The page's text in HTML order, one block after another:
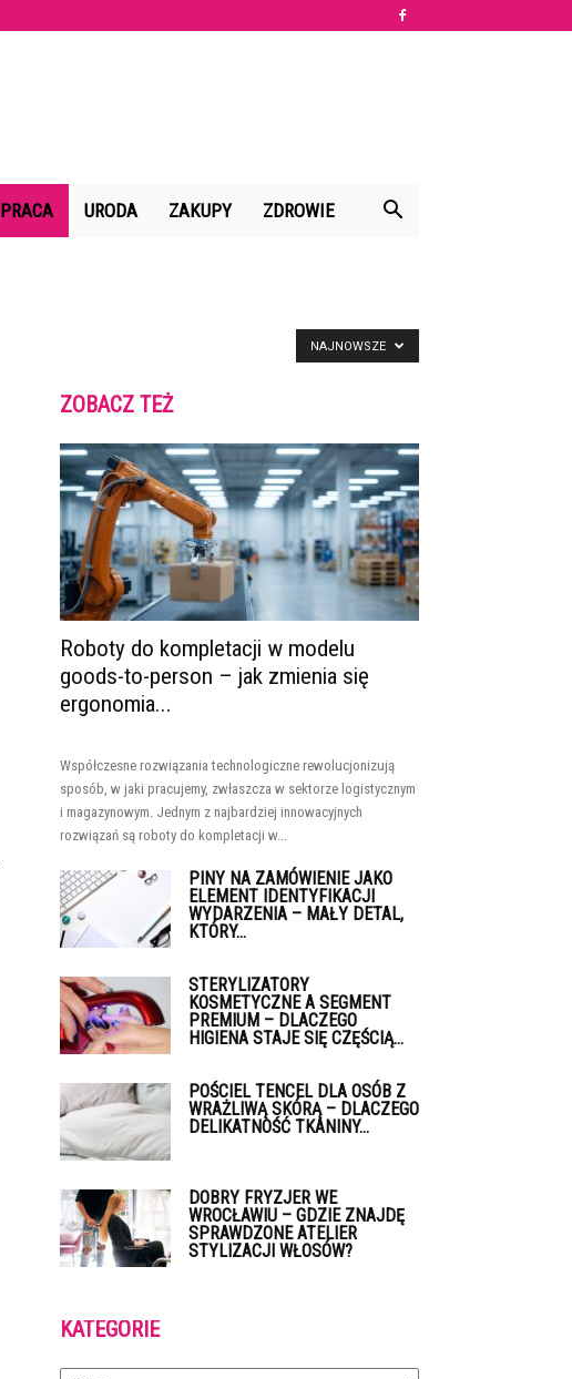
PRACA URODA ZAKUPY ZDROWIE
NAJNOWSZE
ZOBACZ TEŻ
Roboty do kompletacji w modelu
goods-to-person – jak zmienia się
ergonomia...
Współczesne rozwiązania technologiczne rewolucjonizują
sposób, w jaki pracujemy, zwłaszcza w sektorze logistycznym
i magazynowym. Jednym z najbardziej innowacyjnych
rozwiązań są roboty do kompletacji w...
PINY NA ZAMÓWIENIE JAKO
ELEMENT IDENTYFIKACJI
WYDARZENIA – MAŁY DETAL,
KTÓRY...
STERYLIZATORY
KOSMETYCZNE A SEGMENT
PREMIUM – DLACZEGO
HIGIENA STAJE SIĘ CZĘŚCIĄ...
POŚCIEL TENCEL DLA OSÓB Z
WRAŻLIWĄ SKÓRĄ – DLACZEGO
DELIKATNOŚĆ TKANINY...
DOBRY FRYZJER WE
WROCŁAWIU – GDZIE ZNAJDĘ
SPRAWDZONE ATELIER
STYLIZACJI WŁOSÓW?
KATEGORIE
Kategorie